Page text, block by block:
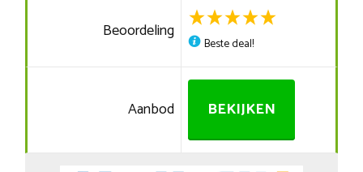
Beoordeling
Beste deal!
Aanbod BEKIJKEN